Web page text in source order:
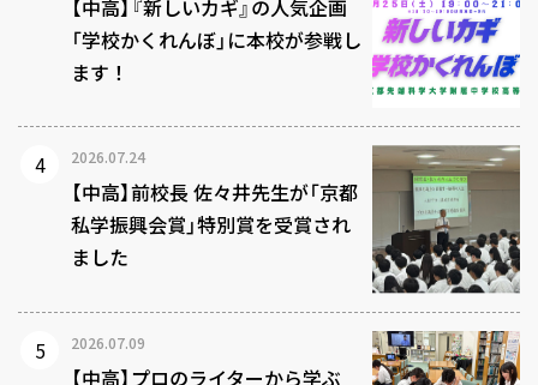
【中高】『新しいカギ』の人気企画
「学校かくれんぼ」に本校が参戦し
ます！
2026.07.24
【中高】前校長 佐々井先生が「京都
私学振興会賞」特別賞を受賞され
ました
2026.07.09
【中高】プロのライターから学ぶ